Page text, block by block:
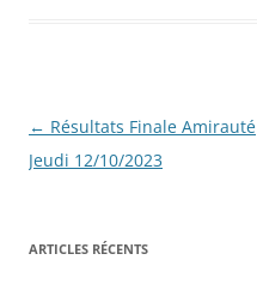
Navigation
des
← Résultats Finale Amirauté
Jeudi 12/10/2023
ARTICLES RÉCENTS